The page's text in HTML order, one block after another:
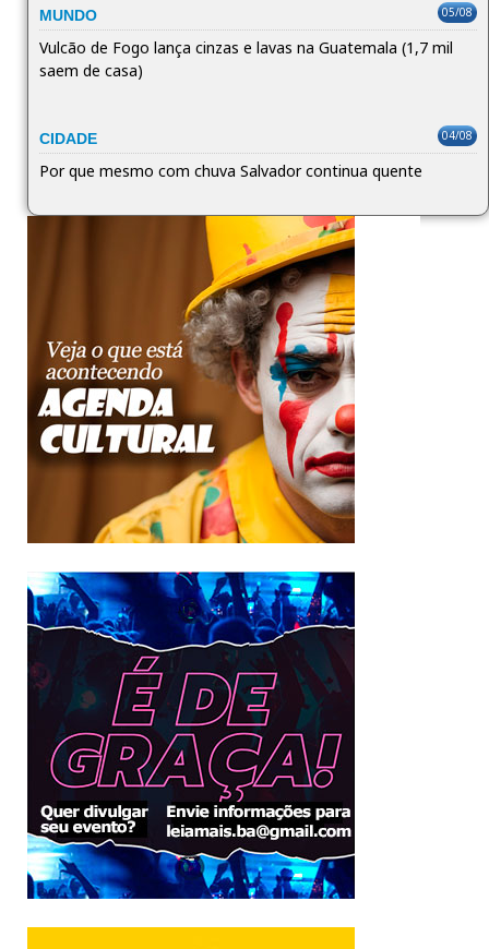
MUNDO 05/08
Vulcão de Fogo lança cinzas e lavas na Guatemala (1,7 mil
saem de casa)
CIDADE 04/08
Por que mesmo com chuva Salvador continua quente